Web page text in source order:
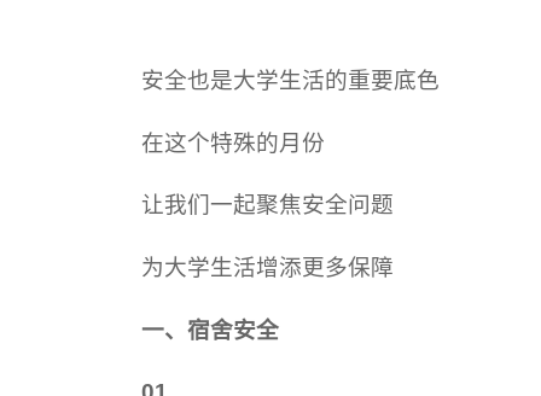
安全也是大学生活的重要底色
在这个特殊的月份
让我们一起聚焦安全问题
为大学生活增添更多保障
一、宿舍安全